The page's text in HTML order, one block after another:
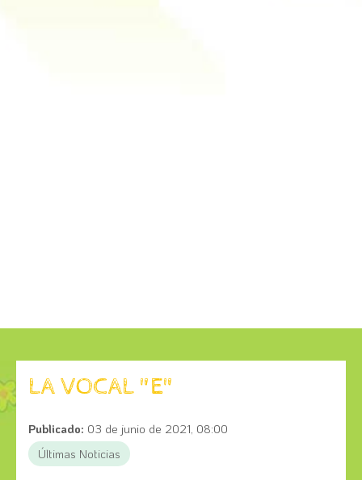
LA VOCAL "E"
Publicado: 03 de junio de 2021, 08:00
Últimas Noticias